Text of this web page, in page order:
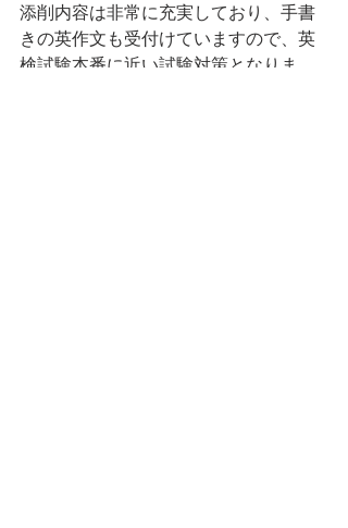
添削内容は非常に充実しており、手書
きの英作文も受付けていますので、英
検試験本番に近い試験対策となりま